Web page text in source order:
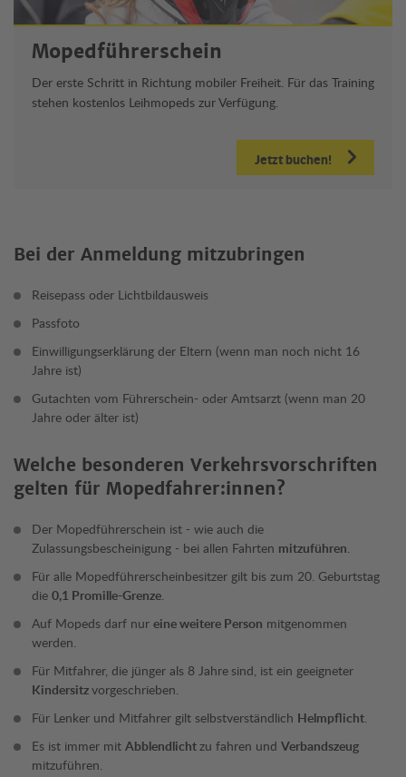
Mopedführerschein
Der erste Schritt in Richtung mobiler Freiheit. Für das Training
stehen kostenlos Leihmopeds zur Verfügung.
Jetzt buchen!
Bei der Anmeldung mitzubringen
Reisepass oder Lichtbildausweis
Passfoto
Einwilligungserklärung der Eltern (wenn man noch nicht 16
Jahre ist)
Gutachten vom Führerschein- oder Amtsarzt (wenn man 20
Jahre oder älter ist)
Welche besonderen Verkehrsvorschriften
gelten für Mopedfahrer:innen?
Der Mopedführerschein ist - wie auch die
Zulassungsbescheinigung - bei allen Fahrten mitzuführen.
Für alle Mopedführerscheinbesitzer gilt bis zum 20. Geburtstag
die 0,1 Promille-Grenze.
Auf Mopeds darf nur eine weitere Person mitgenommen
werden.
Für Mitfahrer, die jünger als 8 Jahre sind, ist ein geeigneter
Kindersitzvorgeschrieben.
Für Lenker und Mitfahrer gilt selbstverständlich Helmpflicht.
Es ist immer mit Abblendlichtzu fahren und Verbandszeug
mitzuführen.